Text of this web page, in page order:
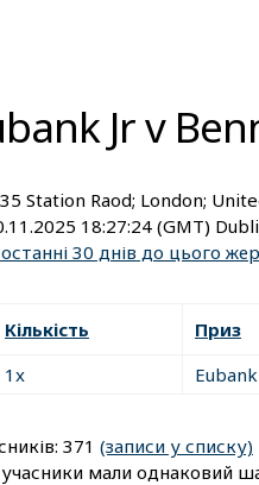
Jr v
Station Raod; London;
18:27:24 (GMT)
30 днів до цього
Кількість Приз
1x
371 (записи у списку)
мали однаковий